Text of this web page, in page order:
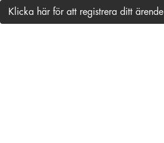
Klicka här för att registrera ditt ärende